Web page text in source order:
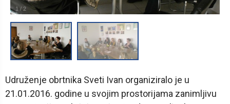
1 / 2
Udruženje obrtnika Sveti Ivan organiziralo je u
21.01.2016. godine u svojim prostorijama zanimljivu